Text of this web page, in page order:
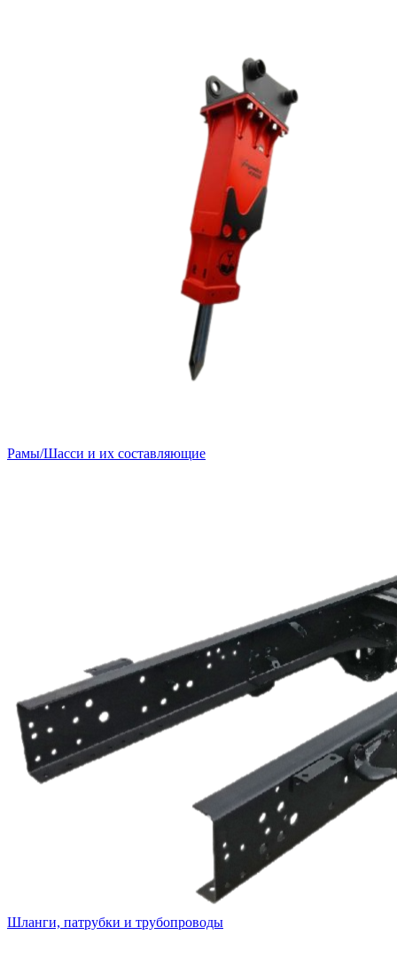
Рамы/Шасси и их составляющие
Шланги, патрубки и трубопроводы